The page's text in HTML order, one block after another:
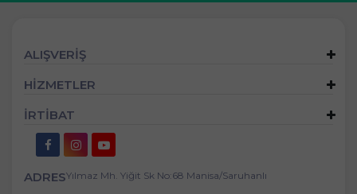
ALIŞVERİŞ
HİZMETLER
İRTİBAT
ADRESYılmaz Mh. Yiğit Sk No:68 Manisa/Saruhanlı